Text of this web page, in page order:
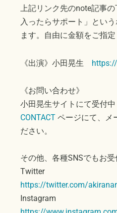
上記リンク先のnote記事
入ったらサポート」とい
ます。自由に金額をご指定
《出演》小田晃生
《お問い合わせ》
小田晃生サイトにて受付中
CONTACT ページにて、メ
ださい。
その他、各種SNSでもお受
Twitter
https://twitter.com/
Instagram